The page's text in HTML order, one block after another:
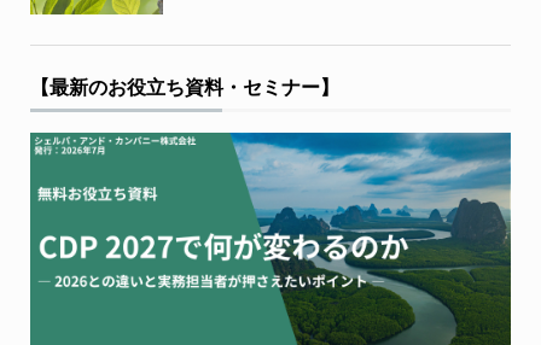
【最新のお役立ち資料・セミナー】